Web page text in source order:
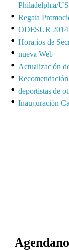
Philadelphia/
Regata
ODESUR 2014
Horarios de
nueva Web
Actualización
deportistas de
Inauguración